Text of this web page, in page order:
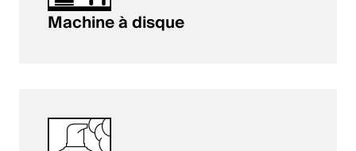
Machine à disque